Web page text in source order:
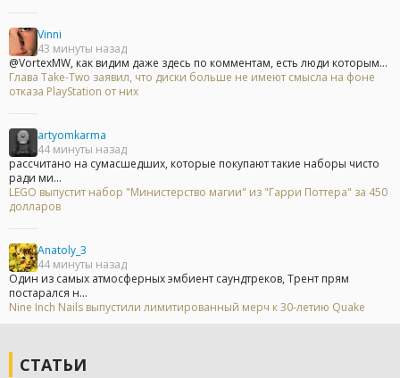
Vinni
43 минуты назад
@VortexMW, как видим даже здесь по комментам, есть люди которым...
Глава Take-Two заявил, что диски больше не имеют смысла на фоне
отказа PlayStation от них
artyomkarma
44 минуты назад
рассчитано на сумасшедших, которые покупают такие наборы чисто
ради ми...
LEGO выпустит набор "Министерство магии" из "Гарри Поттера" за 450
долларов
Anatoly_3
44 минуты назад
Один из самых атмосферных эмбиент саундтреков, Трент прям
постарался н...
Nine Inch Nails выпустили лимитированный мерч к 30-летию Quake
СТАТЬИ